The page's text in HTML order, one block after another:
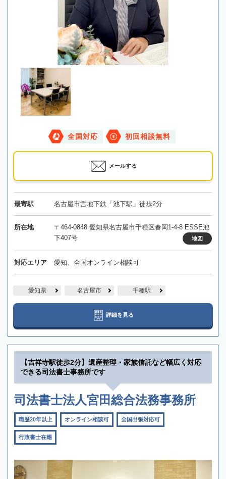
全国対応 初回相談無料
メールする
最寄駅 名古屋市営地下鉄「池下駅」徒歩2分
所在地
〒464-0848 愛知県名古屋市千種区春岡1-4-8 ESSE池
下407号
地図
対応エリア 愛知、全国オンライン相談可
愛知県 名古屋市 千種駅
詳細を見る
【吉祥寺駅徒歩2分】遺産整理・家族信託など幅広く対応
できる司法書士事務所です
司法書士法人宮田総合法務事務所
職歴20年以上 オンライン相談可 全国出張対応可
行政書士在籍